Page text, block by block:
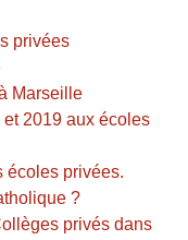
privées
Marseille
2019 aux écoles
écoles privées.
?
privés dans